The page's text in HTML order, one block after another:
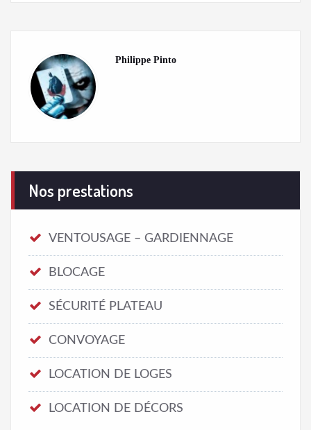
Philippe Pinto
Nos prestations
VENTOUSAGE – GARDIENNAGE
BLOCAGE
SÉCURITÉ PLATEAU
CONVOYAGE
LOCATION DE LOGES
LOCATION DE DÉCORS